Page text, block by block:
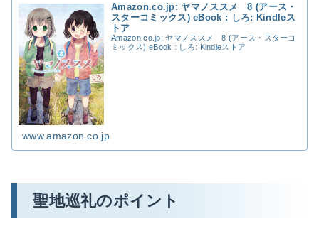
Amazon.co.jp: ヤマノススメ 8 (アース・
スターコミックス) eBook : しろ: Kindleス
トア
Amazon.co.jp: ヤマノススメ 8 (アース・スターコ
ミックス) eBook : しろ: Kindleストア
www.amazon.co.jp
聖地巡礼のポイント